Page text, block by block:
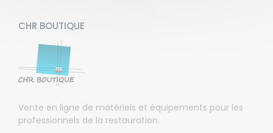
CHR BOUTIQUE
Vente en ligne de matériels et équipements pour les
professionnels de la restauration.